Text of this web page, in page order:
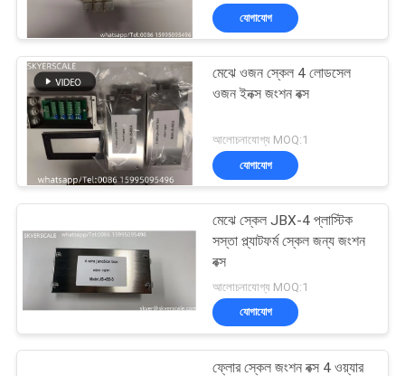
যোগাযোগ
মেঝে ওজন স্কেল 4 লোডসেল
ওজন ইনক্স জংশন বক্স
আলোচনাযোগ্য MOQ:1
যোগাযোগ
মেঝে স্কেল JBX-4 প্লাস্টিক
সস্তা প্ল্যাটফর্ম স্কেল জন্য জংশন
বক্স
আলোচনাযোগ্য MOQ:1
যোগাযোগ
ফ্লোর স্কেল জংশন বক্স 4 ওয়্যার